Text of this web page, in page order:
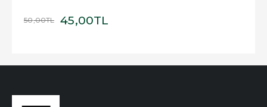
50,00TL 45,00TL